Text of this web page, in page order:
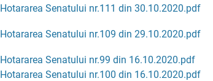
Hotararea Senatului nr.111 din 30.10.2020.pdf
Hotararea Senatului nr.109 din 29.10.2020.pdf
Hotararea Senatului nr.99 din 16.10.2020.pdf
Hotararea Senatului nr.100 din 16.10.2020.pdf